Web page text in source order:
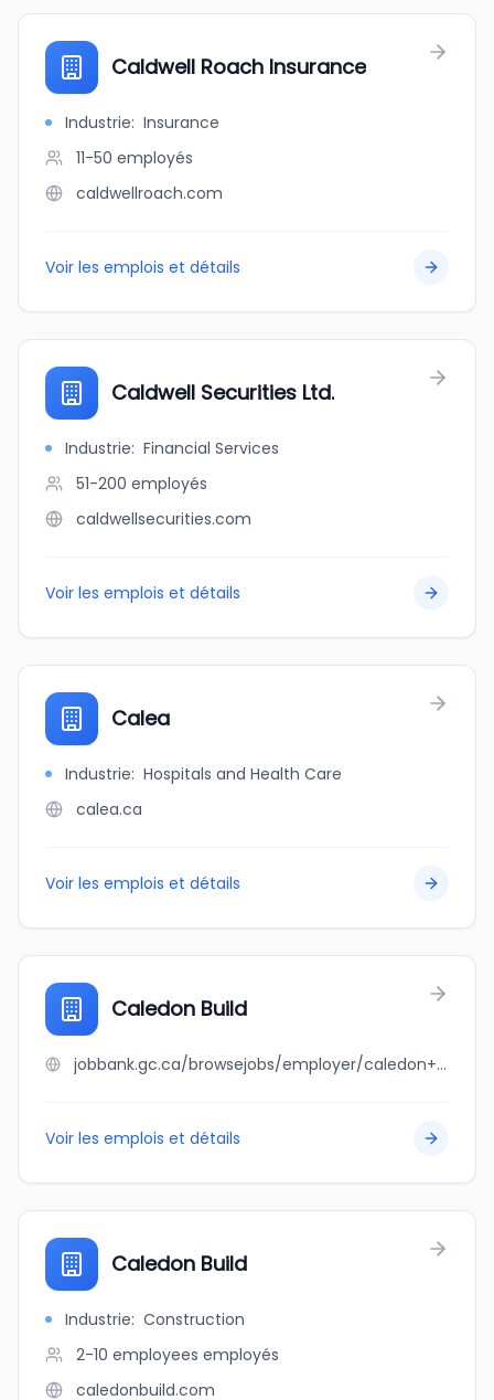
Caldwell Roach Insurance
Industrie: Insurance
11-50 employés
caldwellroach.com
Voir les emplois et détails
Caldwell Securities Ltd.
Industrie: Financial Services
51-200 employés
caldwellsecurities.com
Voir les emplois et détails
Calea
Industrie: Hospitals and Health Care
calea.ca
Voir les emplois et détails
Caledon Build
jobbank.gc.ca/browsejobs/employer/caledon+build/ca
Voir les emplois et détails
Caledon Build
Industrie: Construction
2-10 employees employés
caledonbuild.com